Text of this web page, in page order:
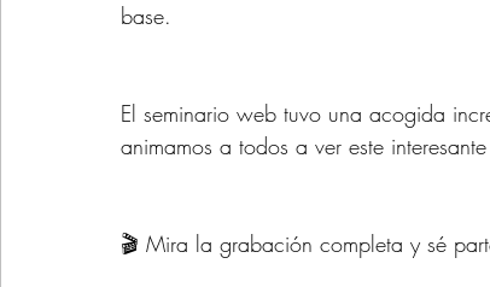
base.
El seminario web tuvo una acogida
animamos a todos a ver este
🎬 Mira la grabación completa y sé